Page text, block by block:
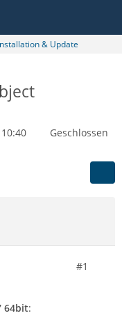
& Update
Geschlossen
#1
64bit: